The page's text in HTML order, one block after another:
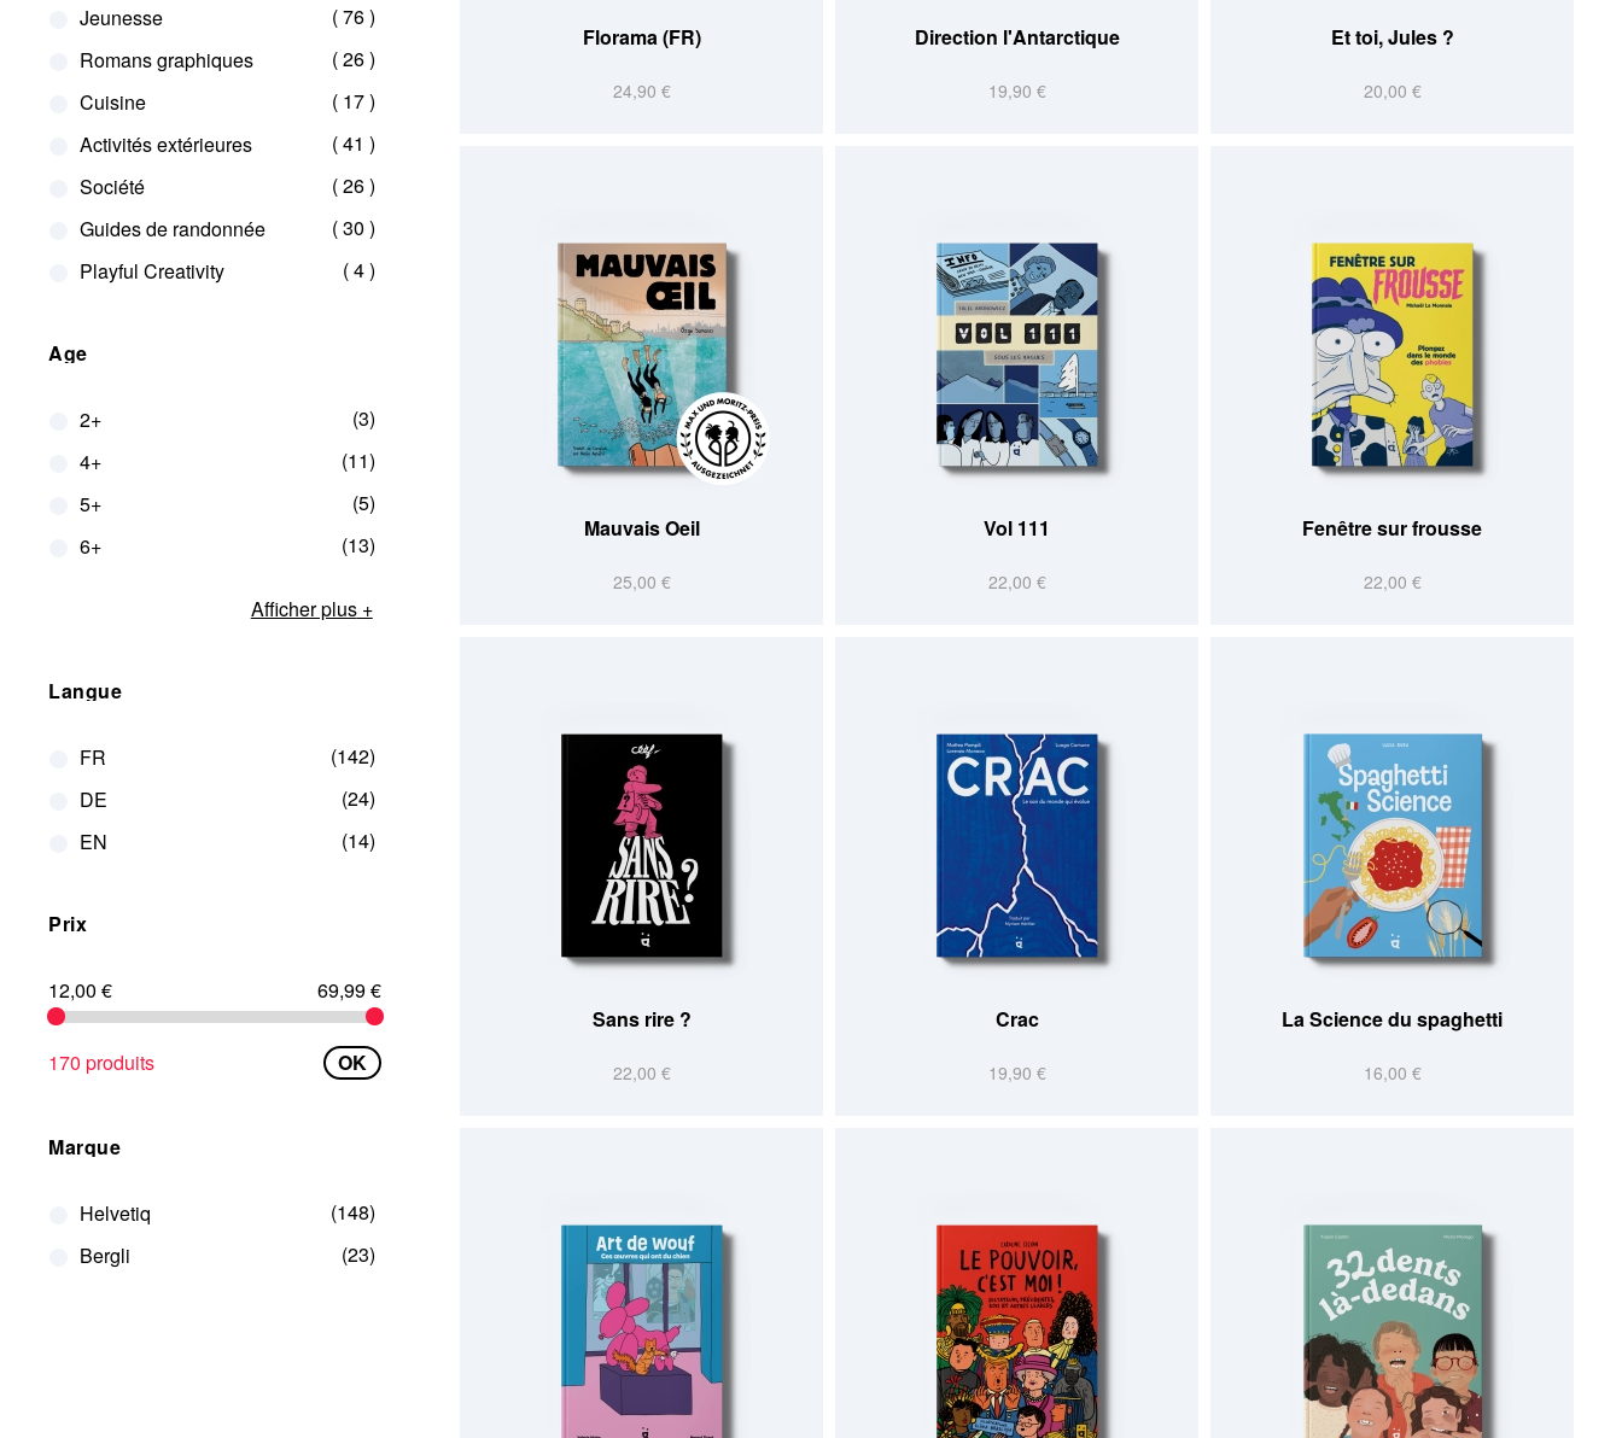
Florama (FR)
24,90 €
Direction l'Antarctique
19,90 €
Et toi, Jules ?
20,00 €
Mauvais Oeil
25,00 €
Vol 111
22,00 €
Fenêtre sur frousse
22,00 €
Sans rire ?
22,00 €
Crac
19,90 €
La Science du spaghetti
16,00 €
Jeunesse 76articles
Romans graphiques
26articles
Cuisine
17articles
Activités extérieures
41 articles
Société
26articles
Guides de randonnée
30 articles
Playful Creativity
4articles
Age
2+
3
4+
11
5+
5
6+
13
Afficher plus
Langue
FR
142
DE
24
EN
14
Prix
12,00 € 69,99 €
170 produits OK
Marque
Helvetiq
148
Bergli
23